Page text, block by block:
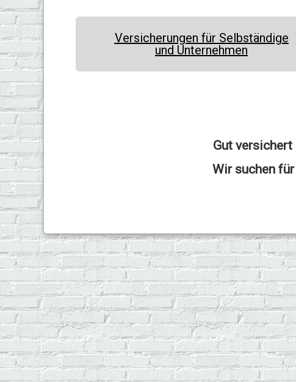
Versicherungen für Selbständige
und Unternehmen
Gut versichert
Wir suchen